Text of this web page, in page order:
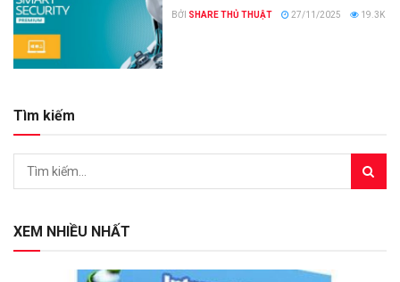
BỞI SHARE THỦ THUẬT 27/11/2025 19.3K
Tìm kiếm
XEM NHIỀU NHẤT